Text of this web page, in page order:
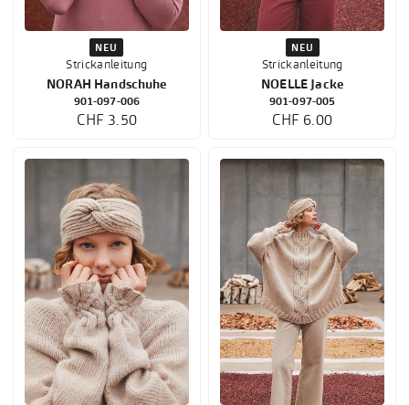
NEU
Strickanleitung
NORAH Handschuhe
901-097-006
CHF 3.50
NEU
Strickanleitung
NOELLE Jacke
901-097-005
CHF 6.00